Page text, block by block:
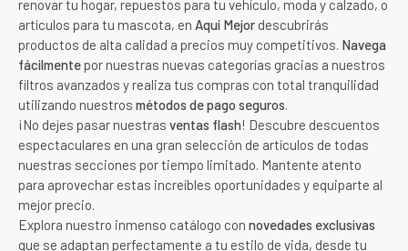
renovar tu hogar, repuestos para tu vehículo, moda y calzado, o
artículos para tu mascota, en Aquí Mejor descubrirás
productos de alta calidad a precios muy competitivos. Navega
fácilmente por nuestras nuevas categorías gracias a nuestros
filtros avanzados y realiza tus compras con total tranquilidad
utilizando nuestros métodos de pago seguros.
¡No dejes pasar nuestras ventas flash! Descubre descuentos
espectaculares en una gran selección de artículos de todas
nuestras secciones por tiempo limitado. Mantente atento
para aprovechar estas increíbles oportunidades y equiparte al
mejor precio.
Explora nuestro inmenso catálogo con novedades exclusivas
que se adaptan perfectamente a tu estilo de vida, desde tu